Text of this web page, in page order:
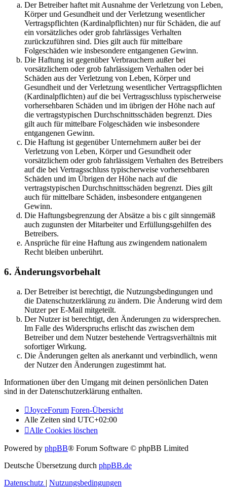
Der Betreiber haftet mit Ausnahme der Verletzung von Leben,
Körper und Gesundheit und der Verletzung wesentlicher
Vertragspflichten (Kardinalpflichten) nur für Schäden, die auf
ein vorsätzliches oder grob fahrlässiges Verhalten
zurückzuführen sind. Dies gilt auch für mittelbare
Folgeschäden wie insbesondere entgangenen Gewinn.
Die Haftung ist gegenüber Verbrauchern außer bei
vorsätzlichem oder grob fahrlässigem Verhalten oder bei
Schäden aus der Verletzung von Leben, Körper und
Gesundheit und der Verletzung wesentlicher Vertragspflichten
(Kardinalpflichten) auf die bei Vertragsschluss typischerweise
vorhersehbaren Schäden und im übrigen der Höhe nach auf
die vertragstypischen Durchschnittsschäden begrenzt. Dies
gilt auch für mittelbare Folgeschäden wie insbesondere
entgangenen Gewinn.
Die Haftung ist gegenüber Unternehmern außer bei der
Verletzung von Leben, Körper und Gesundheit oder
vorsätzlichem oder grob fahrlässigem Verhalten des Betreibers
auf die bei Vertragsschluss typischerweise vorhersehbaren
Schäden und im Übrigen der Höhe nach auf die
vertragstypischen Durchschnittsschäden begrenzt. Dies gilt
auch für mittelbare Schäden, insbesondere entgangenen
Gewinn.
Die Haftungsbegrenzung der Absätze a bis c gilt sinngemäß
auch zugunsten der Mitarbeiter und Erfüllungsgehilfen des
Betreibers.
Ansprüche für eine Haftung aus zwingendem nationalem
Recht bleiben unberührt.
6. Änderungsvorbehalt
Der Betreiber ist berechtigt, die Nutzungsbedingungen und
die Datenschutzerklärung zu ändern. Die Änderung wird dem
Nutzer per E-Mail mitgeteilt.
Der Nutzer ist berechtigt, den Änderungen zu widersprechen.
Im Falle des Widerspruchs erlischt das zwischen dem
Betreiber und dem Nutzer bestehende Vertragsverhältnis mit
sofortiger Wirkung.
Die Änderungen gelten als anerkannt und verbindlich, wenn
der Nutzer den Änderungen zugestimmt hat.
Informationen über den Umgang mit deinen persönlichen Daten
sind in der Datenschutzerklärung enthalten.
JoyceForum Foren-Übersicht
Alle Zeiten sind UTC+02:00
Alle Cookies löschen
Powered by phpBB® Forum Software © phpBB Limited
Deutsche Übersetzung durch phpBB.de
Datenschutz | Nutzungsbedingungen